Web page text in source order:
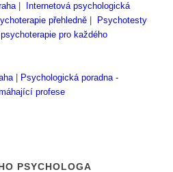
|
Internetová psychologická
přehledně|
Psychotesty
psychoterapie pro každého
|
Psychologická poradna -
profese
PSYCHOLOGA